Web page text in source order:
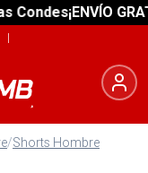
¡ENVÍO
|
/Shorts Hombre